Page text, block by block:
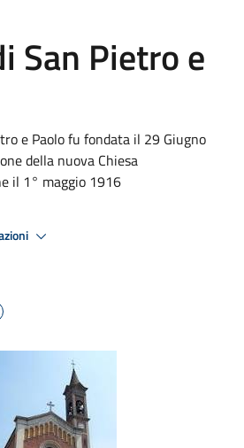
San Pietro e
e Paolo fu fondata il 29 Giugno
della nuova Chiesa
il 1° maggio 1916